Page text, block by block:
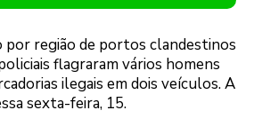
região de portos clandestinos
flagraram vários homens
ilegais em dois veículos. A
sexta-feira, 15.